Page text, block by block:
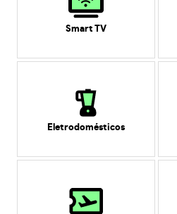
Smart TV
Eletrodomésticos